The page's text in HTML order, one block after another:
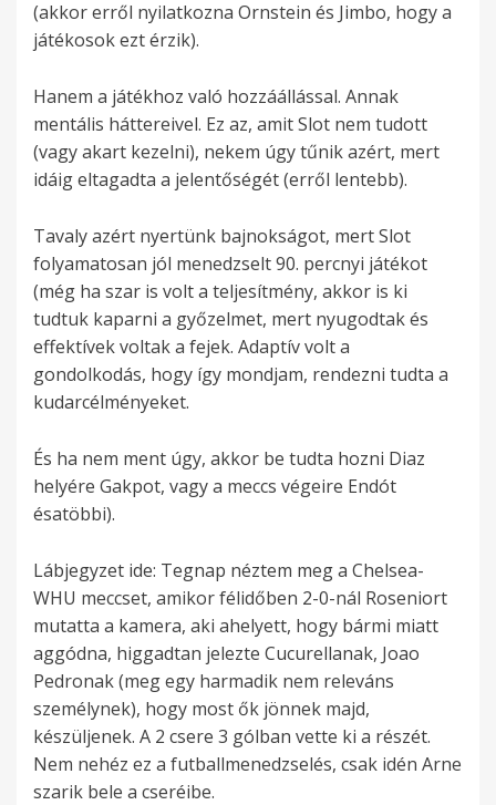
(akkor erről nyilatkozna Ornstein és Jimbo, hogy a
játékosok ezt érzik).
Hanem a játékhoz való hozzáállással. Annak
mentális háttereivel. Ez az, amit Slot nem tudott
(vagy akart kezelni), nekem úgy tűnik azért, mert
idáig eltagadta a jelentőségét (erről lentebb).
Tavaly azért nyertünk bajnokságot, mert Slot
folyamatosan jól menedzselt 90. percnyi játékot
(még ha szar is volt a teljesítmény, akkor is ki
tudtuk kaparni a győzelmet, mert nyugodtak és
effektívek voltak a fejek. Adaptív volt a
gondolkodás, hogy így mondjam, rendezni tudta a
kudarcélményeket.
És ha nem ment úgy, akkor be tudta hozni Diaz
helyére Gakpot, vagy a meccs végeire Endót
ésatöbbi).
Lábjegyzet ide: Tegnap néztem meg a Chelsea-
WHU meccset, amikor félidőben 2-0-nál Roseniort
mutatta a kamera, aki ahelyett, hogy bármi miatt
aggódna, higgadtan jelezte Cucurellanak, Joao
Pedronak (meg egy harmadik nem releváns
személynek), hogy most ők jönnek majd,
készüljenek. A 2 csere 3 gólban vette ki a részét.
Nem nehéz ez a futballmenedzselés, csak idén Arne
szarik bele a cseréibe.